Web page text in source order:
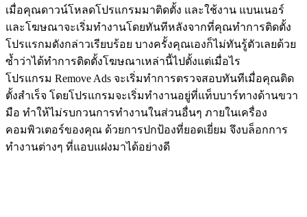
เมื่อคุณดาวน์โหลดโปรแกรมมาติดตั้ง และใช้งาน แบนเนอร์
และโฆษณาจะเริ่มทำงานโดยทันทีหลังจากที่คุณทำการติดตั้ง
โปรแรกมดังกล่าวเรียบร้อย บางครั้งคุณเองก็ไม่ทันรู้ตัวเลยด้วย
ซ้ำว่าได้ทำการติดตั้งโฆษณาเหล่านี้ไปตั้งแต่เมื่อไร
โปรแกรม Remove Ads จะเริ่มทำการตรวจสอบทันทีเมื่อคุณติด
ตั้งสำเร็จ โดยโปรแกรมจะเริ่มทำงานอยู่ที่แท็บบาร์ทางด้านขวา
มือ ทำให้ไม่รบกวนการทำงานในส่วนอื่นๆ ภายในเครื่อง
คอมพิวเตอร์ของคุณ ด้วยการปกป้องที่ยอดเยี่ยม จึงบล็อกการ
ทำงานต่างๆ ที่แอบแฝงมาได้อย่างดี